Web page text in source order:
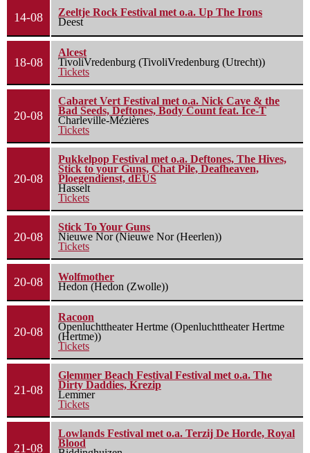
14-08
Zeeltje Rock Festival met o.a. Up The Irons
Deest
18-08
Alcest
TivoliVredenburg (TivoliVredenburg (Utrecht))
Tickets
20-08
Cabaret Vert Festival met o.a. Nick Cave & the
Bad Seeds, Deftones, Body Count feat. Ice-T
Charleville-Mézières
Tickets
20-08
Pukkelpop Festival met o.a. Deftones, The Hives,
Stick to your Guns, Chat Pile, Deafheaven,
Ploegendienst, dEUS
Hasselt
Tickets
20-08
Stick To Your Guns
Nieuwe Nor (Nieuwe Nor (Heerlen))
Tickets
20-08
Wolfmother
Hedon (Hedon (Zwolle))
20-08
Racoon
Openluchttheater Hertme (Openluchttheater Hertme
(Hertme))
Tickets
21-08
Glemmer Beach Festival Festival met o.a. The
Dirty Daddies, Krezip
Lemmer
Tickets
21-08
Lowlands Festival met o.a. Terzij De Horde, Royal
Blood